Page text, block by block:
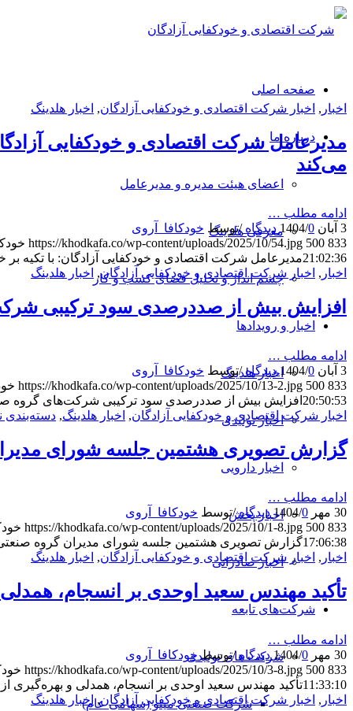
صفحه اصلی
درباره ما
اعضای هیئت مدیره و مدیرعامل
معرفی هلدینگ
چشم انداز و تحلیل فضای کسب و کار
اخبار و رویدادها
اخبار هلدینگ
اخبار تولیدی
اخبار دارویی
اخبار پخش
اخبار صادراتی
شرکت‌های تابعه
شرکت های تولیدی
شرکت صنعتی مینو (سهامی عام)
اخبار , اخبار شرکت اقتصادی و خودکفایی آزادگان, اخبار هلدینگ
مدیرعامل شرکت اقتصادی و خودکفایی
می‌کند
ادامه مطلب …
3 آبان 1404
/0 دیدگاه /توسط خودکافا_آر‌وی
https://khodkafa.co/wp-content/uploads/2025/10/54.jpg 500 833
21:02:36مدیرعامل شرکت اقتصادی و خودکفایی آزادگان: با تکیه
اخبار , اخبار شرکت اقتصادی و خودکفایی آزادگان, اخبار هلدینگ
افزایش بیش از صددرصدی سود ترکیبی
ادامه مطلب …
3 آبان 1404
/0 دیدگاه /توسط خودکافا_آر‌وی
https://khodkafa.co/wp-content/uploads/2025/10/13-2.jpg 500 833
20:50:53 افزایش بیش از صددرصدی سود ترکیبی شرکت‌های گروه
اخبار شرکت اقتصادی و خودکفایی آزادگان, اخبار هلدینگ, دسته‌بندی
گزارش تصویری هشتمین جلسه شورای
ادامه مطلب …
30 مهر 1404
/0 دیدگاه /توسط خودکافا_آر‌وی
https://khodkafa.co/wp-content/uploads/2025/10/1-8.jpg 500 833
17:06:38گزارش تصویری هشتمین جلسه شورای مدیران گروه
اخبار , اخبار شرکت اقتصادی و خودکفایی آزادگان, اخبار هلدینگ
تأکید مهندس سعید اوحدی بر انسجام،
ادامه مطلب …
30 مهر 1404
/0 دیدگاه /توسطخودکافا_آر‌وی
https://khodkafa.co/wp-content/uploads/2025/10/3-8.jpg 500 833
11:33:10تأکید مهندس سعید اوحدی بر انسجام، همدلی و
اخبار , اخبار شرکت اقتصادی و خودکفایی آزادگان, اخبار هلدینگ